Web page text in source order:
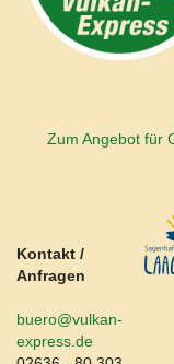
Zum Angebot für
Kontakt /
Anfragen
buero@vulkan-
express.de